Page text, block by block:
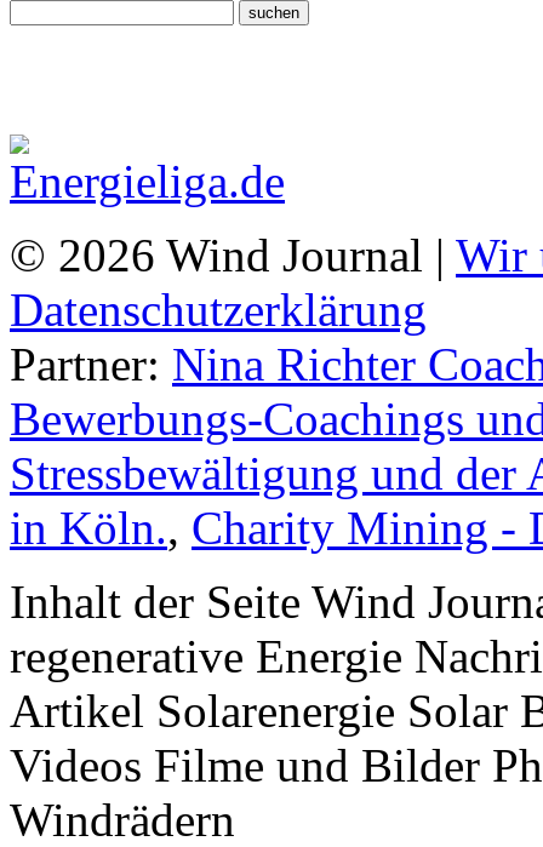
© 2026 Wind Journal | Wir
Datenschutzerklärung
Partner: Nina Richter
Bewerbungs-Coachings
Stressbewältigung und
in Köln., Charity Mining -
Inhalt der Seite Wind
regenerative Energie
Artikel Solarenergie Solar
Videos Filme und Bilder
Windrädern